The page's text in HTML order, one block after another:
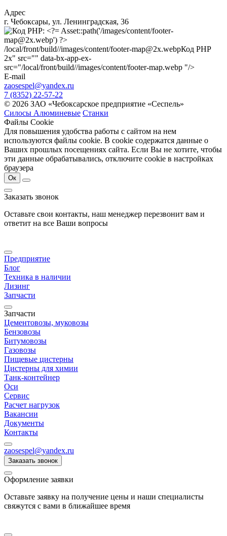
Адрес
г. Чебоксары, ул. Ленинградская, 36
/local/front/build//images/content/footer-map@2x.webpКод PHP
2x" src="" data-bx-app-ex-
src="/local/front/build//images/content/footer-map.webp "/>
E-mail
zaosespel@yandex.ru
7 (8352) 22-57-22
© 2026 ЗАО «Чебоксарское предприятие «Сеспель»
Силосы Алюминевые Станки
Файлы Cookie
Для повышения удобства работы с сайтом на нем
используются файлы cookie. В cookie содержатся данные о
Ваших прошлых посещениях сайта. Если Вы не хотите, чтобы
эти данные обрабатывались, отключите cookie в настройках
браузера
Ок
Заказать звонок
Оставьте свои контакты, наш менеджер перезвонит вам и
ответит на все Ваши вопросы
Предприятие
Блог
Техника в наличии
Лизинг
Запчасти
Запчасти
Цементовозы, муковозы
Бензовозы
Битумовозы
Газовозы
Пищевые цистерны
Цистерны для химии
Танк-контейнер
Оси
Сервис
Расчет нагрузок
Вакансии
Документы
Контакты
zaosespel@yandex.ru
Заказать звонок
Оформление заявки
Оставьте заявку на получение цены и наши специалисты
свяжутся с вами в ближайшее время